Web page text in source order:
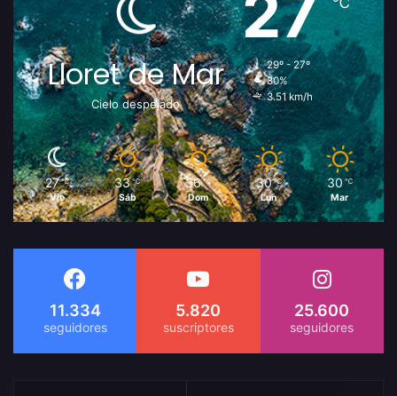
Lloret de Mar
Cielo despejado
29º - 27º
80%
3.51 km/h
27 ℃
Vie
33 ℃
Sáb
36 ℃
Dom
30 ℃
Lun
30 ℃
Mar
11.334 5.820 25.600